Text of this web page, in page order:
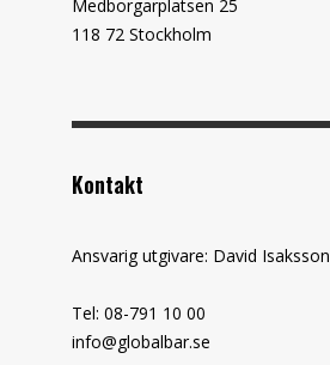
Medborgarplatsen 25
118 72 Stockholm
Kontakt
Ansvarig utgivare: David Isaksson
Tel: 08-791 10 00
info@globalbar.se